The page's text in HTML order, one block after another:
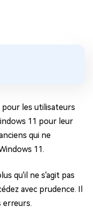
les utilisateurs
11 pour leur
qui ne
11.
qu'il ne s'agit pas
avec prudence. Il
erreurs.